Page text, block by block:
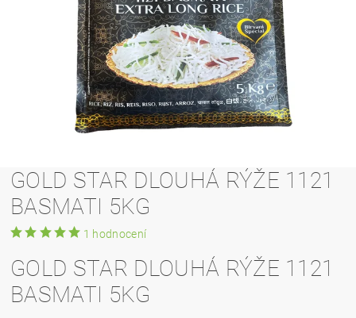
GOLD STAR DLOUHÁ RÝŽE 1121
BASMATI 5KG
1 hodnocení
GOLD STAR DLOUHÁ RÝŽE 1121
BASMATI 5KG